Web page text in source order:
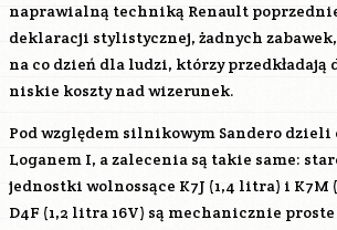
naprawialną techniką Renault
deklaracji stylistycznej, żadnych
na co dzień dla ludzi, którzy przedkładają
niskie koszty nad wizerunek.
Pod względem silnikowym Sandero dzieli
Loganem I, a zalecenia są takie same:
jednostki wolnossące K7J (1,4 litra) i K7M
D4F (1,2 litra 16V) są mechanicznie